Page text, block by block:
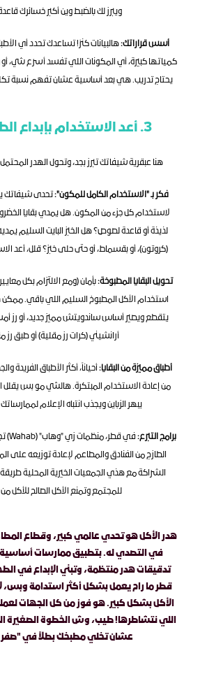
ويبرز لك بالضبط وين أكبر خسائرك
أسس قراراتك:
يحتاج تدريب. هي بعد أساسية عشان تفهم نسبة
3. أعد الاستخدام بإبداع الطهي 🧑‍🍳
هنا عبقرية شيفاتك تبرز بجد، وتحول الهدر
فكر بـ "الاستخدام الكامل للمكون":
(كروتون)، أو بقسماط، أو حتى حلى خبز؟ قلل، أعد
تحويل البقايا المطبوخة:
أرانشيني (كرات رز مقلية) أو طبق
أطباق مميزة من البقايا:
يبهر الزباين ويجذب انتباه الإعلام
برامج التبرع:
للمجتمع وتمنع الأكل الصالح للأكل
عشان تخلي مطبخك بطلاً في "صفر